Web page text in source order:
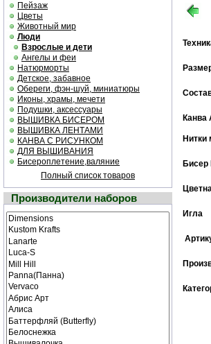
Пейзаж
Цветы
Животный мир
Люди
Взрослые и дети
Ангелы и феи
Натюрморты
Детское, забавное
Обереги, фэн-шуй, миниатюры
Иконы, храмы, мечети
Подушки, аксессуары
ВЫШИВКА БИСЕРОМ
ВЫШИВКА ЛЕНТАМИ
КАНВА С РИСУНКОМ
ДЛЯ ВЫШИВАНИЯ
Бисероплетение,валяние
Полный список товаров
Производители наборов
Канва
Нитки
Бисер
Игла